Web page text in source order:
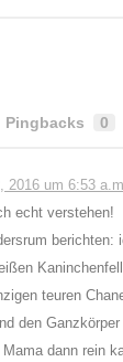
Pingbacks 0
2016 um 6:53
echt verstehen!
berichten:
teuren
den
dann rein